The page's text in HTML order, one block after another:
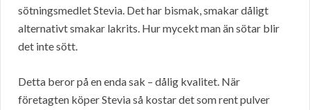
sötningsmedlet Stevia. Det har bismak, smakar dåligt
alternativt smakar lakrits. Hur mycekt man än sötar blir
det inte sött.
Detta beror på en enda sak – dålig kvalitet. När
företagten köper Stevia så kostar det som rent pulver